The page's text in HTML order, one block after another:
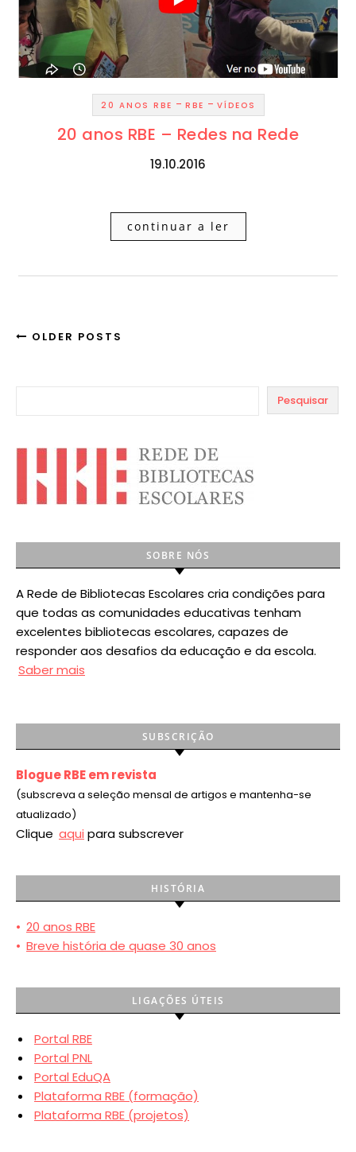
20 ANOS RBE - RBE - VÍDEOS
20 anos RBE – Redes na Rede
19.10.2016
continuar a ler
OLDER POSTS
Pesquisar
SOBRE NÓS
A Rede de Bibliotecas Escolares cria condições para
que todas as comunidades educativas tenham
excelentes bibliotecas escolares, capazes de
responder aos desafios da educação e da escola.
Saber mais
SUBSCRIÇÃO
Blogue RBE em revista
(subscreva a seleção mensal de artigos e mantenha-se
atualizado)
Clique aqui para subscrever
HISTÓRIA
• 20 anos RBE
• Breve história de quase 30 anos
LIGAÇÕES ÚTEIS
Portal RBE
Portal PNL
Portal EduQA
Plataforma RBE (formação)
Plataforma RBE (projetos)